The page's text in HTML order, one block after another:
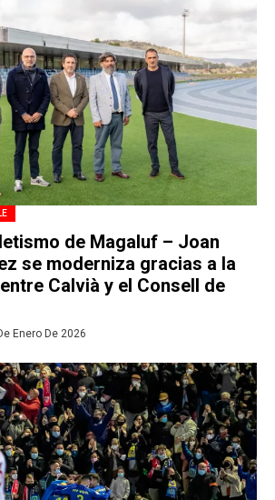
de Magaluf – Joan
se moderniza gracias a la
Calvià y el Consell de
Enero De 2026